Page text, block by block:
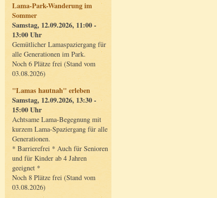
Lama-Park-Wanderung im
Sommer
Samstag, 12.09.2026, 11:00 -
13:00 Uhr
Gemütlicher Lamaspaziergang für
alle Generationen im Park.
Noch 6 Plätze frei (Stand vom
03.08.2026)
"Lamas hautnah" erleben
Samstag, 12.09.2026, 13:30 -
15:00 Uhr
Achtsame Lama-Begegnung mit
kurzem Lama-Spaziergang für alle
Generationen.
* Barrierefrei * Auch für Senioren
und für Kinder ab 4 Jahren
geeignet *
Noch 8 Plätze frei (Stand vom
03.08.2026)